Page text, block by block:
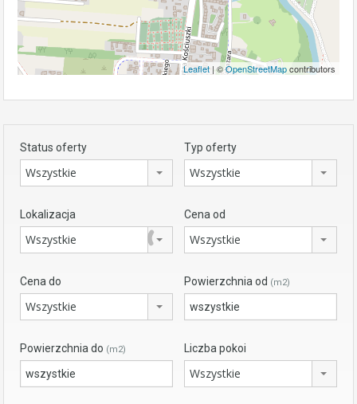
Leaflet | ©OpenStreetMapcontributors
Status oferty
Wszystkie
Typ oferty
Wszystkie
Lokalizacja
Wszystkie
Cena od
Wszystkie
Cena do
Wszystkie
Powierzchnia od (m2)
Powierzchnia do (m2) Liczba pokoi
Wszystkie